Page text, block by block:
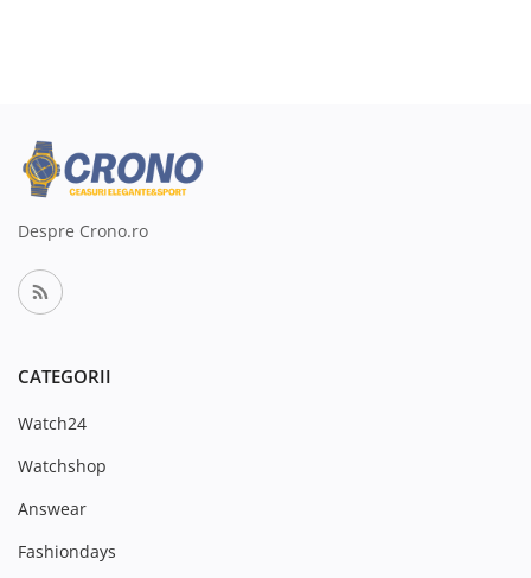
Despre Crono.ro
CATEGORII
Watch24
Watchshop
Answear
Fashiondays